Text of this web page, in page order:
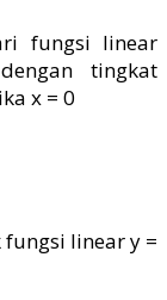
linear y =